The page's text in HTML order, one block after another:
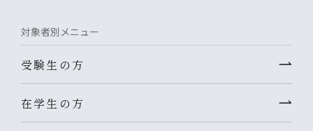
対象者別メニュー
受験生の方
在学生の方